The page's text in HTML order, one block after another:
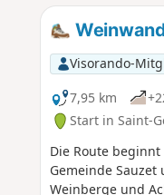
Visorando-
7,95 km
Start in Saint-
Die Route
Gemeinde
Weinberge und